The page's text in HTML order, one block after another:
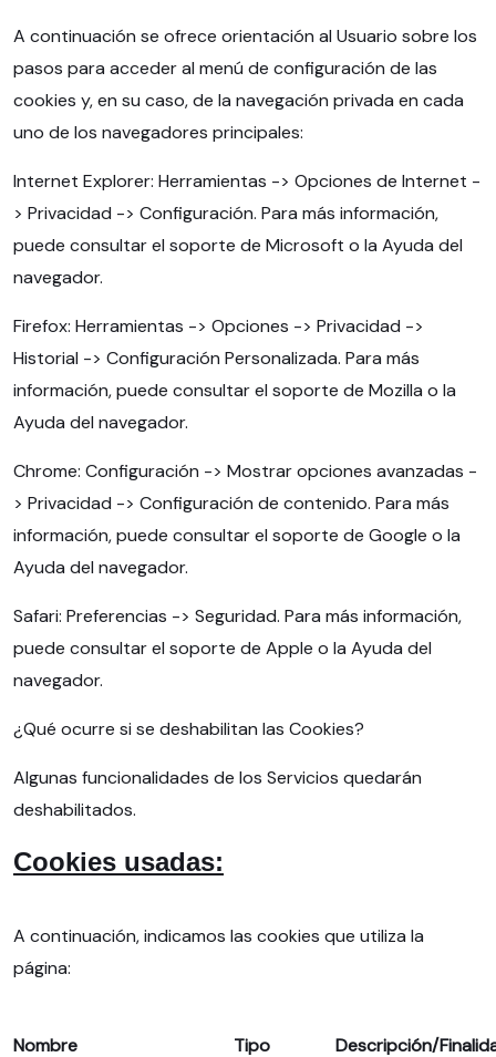
A continuación se ofrece orientación al Usuario sobre los
pasos para acceder al menú de configuración de las
cookies y, en su caso, de la navegación privada en cada
uno de los navegadores principales:
Internet Explorer: Herramientas -> Opciones de Internet -
> Privacidad -> Configuración. Para más información,
puede consultar el soporte de Microsoft o la Ayuda del
navegador.
Firefox: Herramientas -> Opciones -> Privacidad ->
Historial -> Configuración Personalizada. Para más
información, puede consultar el soporte de Mozilla o la
Ayuda del navegador.
Chrome: Configuración -> Mostrar opciones avanzadas -
> Privacidad -> Configuración de contenido. Para más
información, puede consultar el soporte de Google o la
Ayuda del navegador.
Safari: Preferencias -> Seguridad. Para más información,
puede consultar el soporte de Apple o la Ayuda del
navegador.
¿Qué ocurre si se deshabilitan las Cookies?
Algunas funcionalidades de los Servicios quedarán
deshabilitados.
Cookies usadas:
A continuación, indicamos las cookies que utiliza la
página:
Nombre Tipo Descripción/